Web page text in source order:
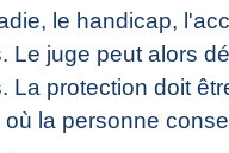
le handicap,
Le juge peut alors
La protection doit
où la personne